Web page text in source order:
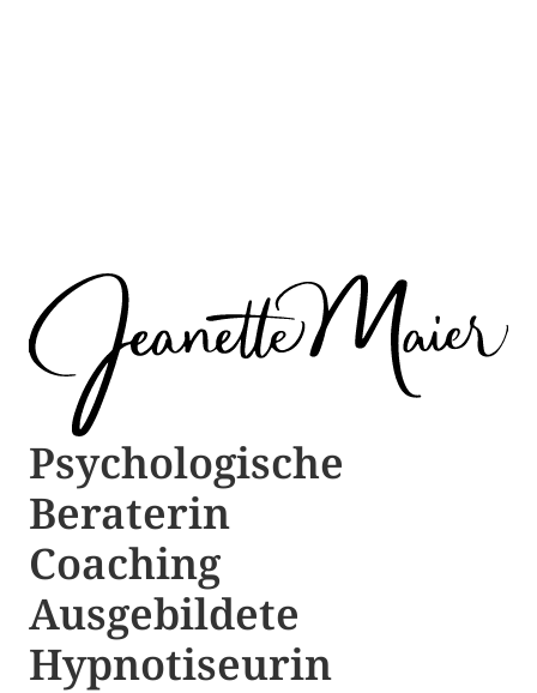
Psychologische ​​
Beraterin
Coaching
Ausgebildete​ ​
Hypnotiseurin